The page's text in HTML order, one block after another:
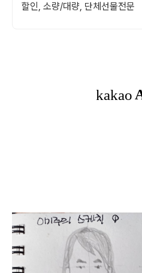
할인, 소량/대량, 단체선물전문